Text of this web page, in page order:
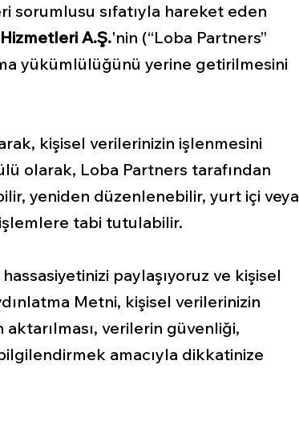
sorumlusu sıfatıyla hareket eden
A.Ş.'nin (“Loba Partners”
yükümlülüğünü yerine getirilmesini
kişisel verilerinizin işlenmesini
olarak, Loba Partners tarafından
yeniden düzenlenebilir, yurt içi veya
işlemlere tabi tutulabilir.
paylaşıyoruz ve kişisel
Metni, kişisel verilerinizin
verilerin güvenliği,
amacıyla dikkatinize